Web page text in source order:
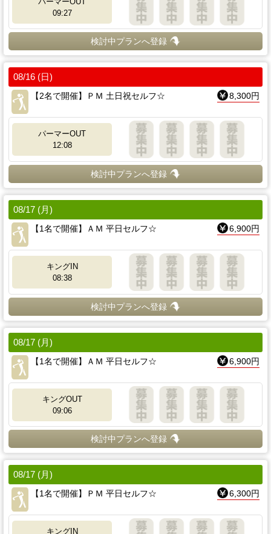
09:27
検討中プランへ登録
08/16 (日)
【2名で開催】ＰＭ 土日祝セルフ☆
8,300円
パーマーOUT
12:08
検討中プランへ登録
08/17 (月)
【1名で開催】ＡＭ 平日セルフ☆
6,900円
キングIN
08:38
検討中プランへ登録
08/17 (月)
【1名で開催】ＡＭ 平日セルフ☆
6,900円
キングOUT
09:06
検討中プランへ登録
08/17 (月)
【1名で開催】ＰＭ 平日セルフ☆
6,300円
キングIN